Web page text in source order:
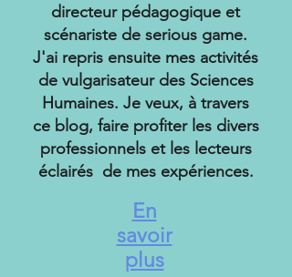
directeur pédagogique et
scénariste de serious game.
J'ai repris ensuite mes activités
de vulgarisateur des Sciences
Humaines. Je veux, à travers
ce blog, faire profiter les divers
professionnels et les lecteurs
éclairés de mes expériences.
En
savoir
plus